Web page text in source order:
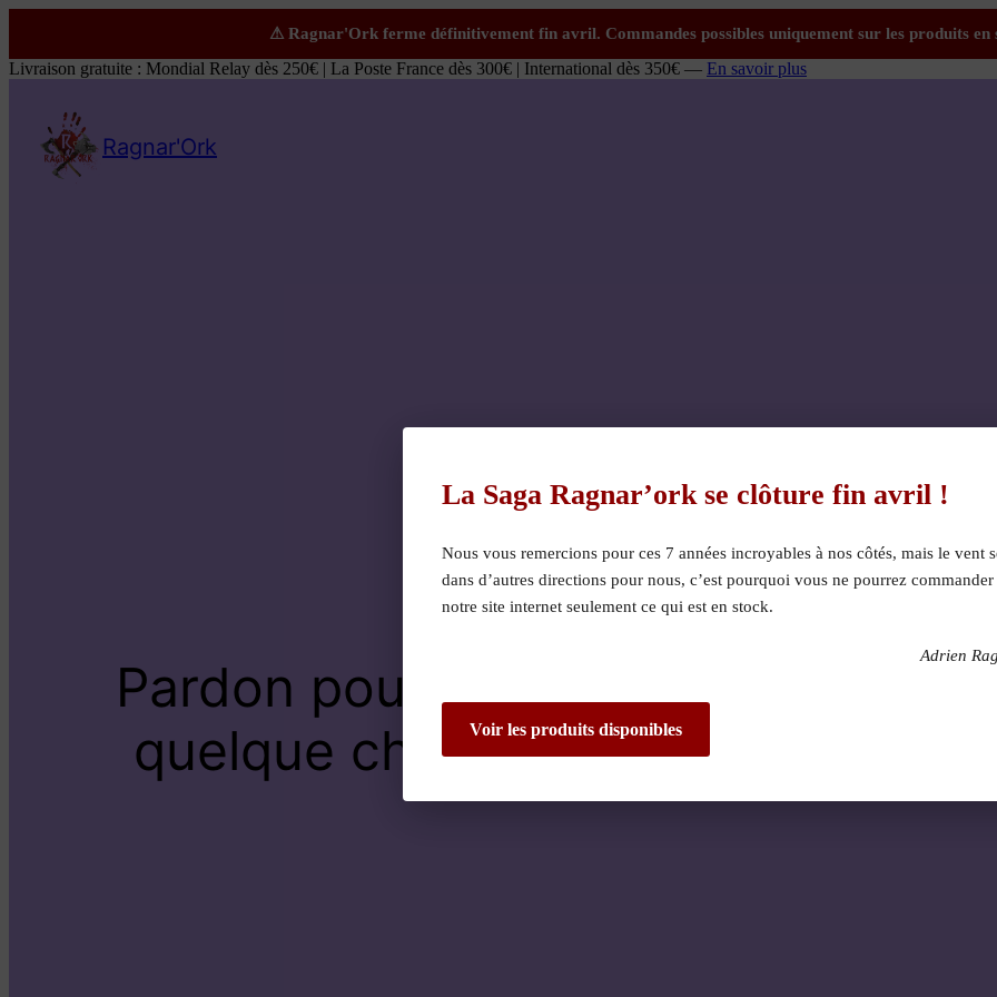
Livraison gratuite : Mondial Relay dès 250€ | La Poste France dès 300€ | International dès 350€ — En savoir plus
Ragnar'Ork
Pardon pour le dérangement !
quelque chose de fantastique –
La Saga Ragnar’ork se clôture fin avril !
Nous vous remercions pour ces 7 années incroyables à nos côtés, mais le vent
dans d’autres directions pour nous, c’est pourquoi vous ne pourrez
notre site internet seulement ce qui est en stock.
Adrien
Voir les produits disponibles